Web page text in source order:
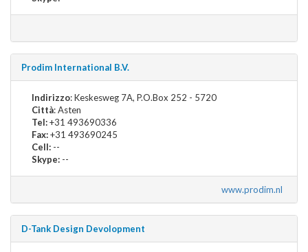
Prodim International B.V.
Indirizzo: Keskesweg 7A, P.O.Box 252 - 5720
Città: Asten
Tel:+31 493690336
Fax:+31 493690245
Cell: --
Skype: --
www.prodim.nl
D-Tank Design Devolopment